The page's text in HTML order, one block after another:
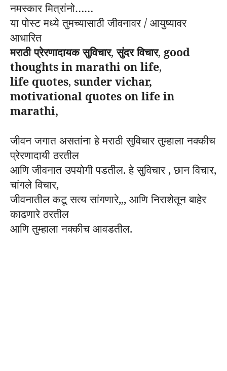
नमस्कार मित्रांनो……
या पोस्ट मध्ये तुमच्यासाठी जीवनावर / आयुष्यावर
आधारित
मराठी प्रेरणादायक सुविचार,सुंदर विचार, good
thoughts in marathi on life,
life quotes, sunder vichar,
motivational quotes on life in
marathi,
जीवन जगात असतांना हे मराठी सुविचार तुम्हाला नक्कीच
प्रेरणादायी ठरतील
आणिजीवनात उपयोगी पडतील. हे सुविचार , छान विचार,
चांगले विचार,
जीवनातीलकटू सत्य सांगणारे,,, आणि निराशेतून बाहेर
काढणारे ठरतील
आणि तुम्हालानक्कीच आवडतील.